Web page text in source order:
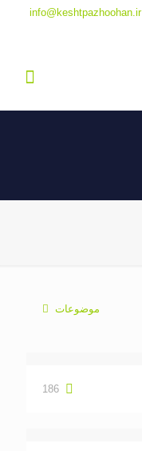
info@keshtpazhoohan.ir
موضوعات
186